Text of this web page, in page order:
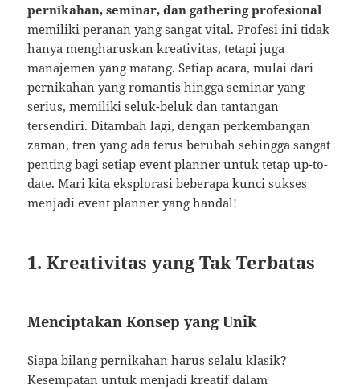
pernikahan, seminar, dan gathering profesional
memiliki peranan yang sangat vital. Profesi ini tidak
hanya mengharuskan kreativitas, tetapi juga
manajemen yang matang. Setiap acara, mulai dari
pernikahan yang romantis hingga seminar yang
serius, memiliki seluk-beluk dan tantangan
tersendiri. Ditambah lagi, dengan perkembangan
zaman, tren yang ada terus berubah sehingga sangat
penting bagi setiap event planner untuk tetap up-to-
date. Mari kita eksplorasi beberapa kunci sukses
menjadi event planner yang handal!
1. Kreativitas yang Tak Terbatas
Menciptakan Konsep yang Unik
Siapa bilang pernikahan harus selalu klasik?
Kesempatan untuk menjadi kreatif dalam